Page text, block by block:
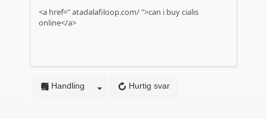
<a href="atadalafiloop.com/ ">can i buy cialis
online</a>
Hurtig svar
Handling